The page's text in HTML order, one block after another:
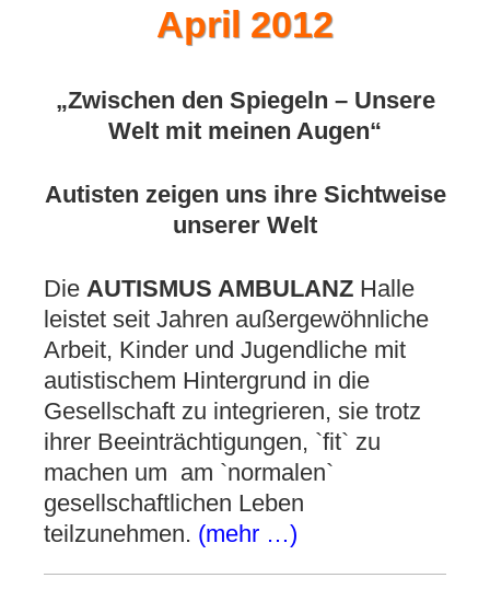
April 2012
„Zwischen den Spiegeln – Unsere
Welt mit meinen Augen“
Autisten zeigen uns ihre Sichtweise
unserer Welt
Die AUTISMUS AMBULANZ Halle
leistet seit Jahren außergewöhnliche
Arbeit, Kinder und Jugendliche mit
autistischem Hintergrund in die
Gesellschaft zu integrieren, sie trotz
ihrer Beeinträchtigungen, `fit` zu
machen um am `normalen`
gesellschaftlichen Leben
teilzunehmen. (mehr …)